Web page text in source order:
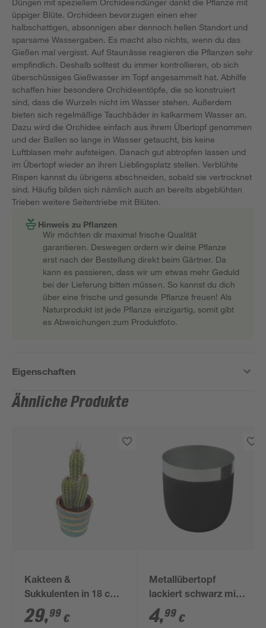
Düngen mit speziellem Orchideendünger dankt die Pflanze mit
üppiger Blüte. Orchideen bevorzugen einen eher
halbschattigen, absonnigen aber dennoch hellen Standort und
sparsame Wassergaben. Es macht also nichts, wenn du das
Gießen mal vergisst. Auf Staunässe reagieren die Pflanzen sehr
empfindlich. Deshalb solltest du immer kontrollieren, ob sich
überschüssiges Gießwasser im Topf angesammelt hat. Abhilfe
schaffen hier besondere Orchideentöpfe, die so konstruiert
sind, dass die Wurzeln nicht im Wasser stehen. Außerdem
bieten sich regelmäßige Tauchbäder in kalkarmem Wasser an.
Dazu wird die Orchidee einfach aus ihrem Übertopf genommen
und der Ballen so lange in Wasser getaucht, bis keine
Luftblasen mehr aufsteigen. Danach gut abtropfen lassen und
im Übertopf wieder an ihren Lieblingsplatz stellen. Verblühte
Rispen kannst du übrigens abschneiden, sobald sie vertrocknet
sind. Häufig bilden sich nämlich auch an bereits abgeblühten
Trieben weitere Seitentriebe mit Blüten.
Hinweis zu Pflanzen
Wir möchten dir maximal frische Qualität
garantieren. Deswegen ordern wir deine Pflanze
erst nach der Bestellung direkt beim Gärtner. Da
kann es passieren, dass wir um etwas mehr Geduld
bei der Lieferung bitten müssen. So kannst du dich
über eine frische und gesunde Pflanze freuen! Als
Naturprodukt ist jede Pflanze einzigartig, somit gibt
es Abweichungen zum Produktfoto.
Eigenschaften
Ähnliche Produkte
Kakteen &
Sukkulenten in 18 cm
Recyclingtopf
29,99 €
Metallübertopf
lackiert schwarz mit
Silberrand 10 x 10 cm
4,99 €